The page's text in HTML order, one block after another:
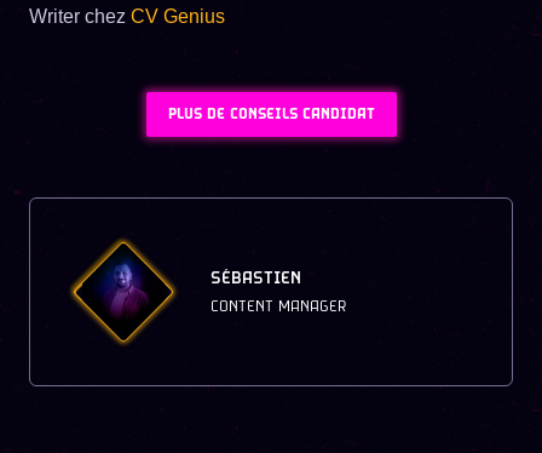
Writer chez CV Genius
PLUS DE CONSEILS CANDIDAT
SÉBASTIEN
CONTENT MANAGER